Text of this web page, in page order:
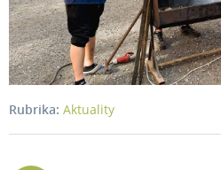
Rubrika: Aktuality